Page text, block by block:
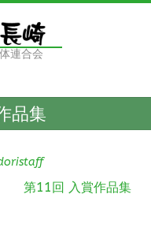
連合会
品集
第11回 入賞作品集